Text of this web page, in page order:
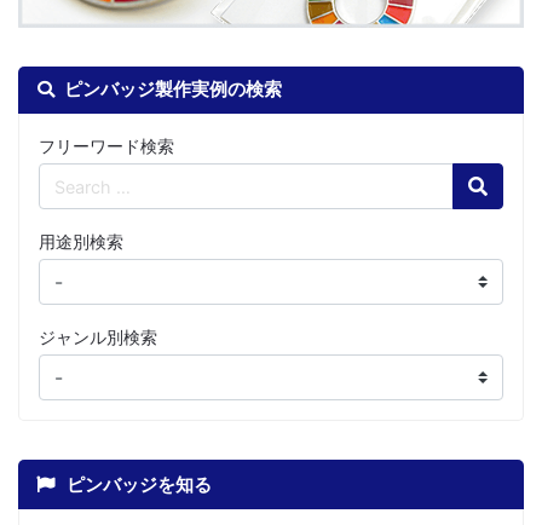
ピンバッジ製作実例の検索
フリーワード検索
Search
用途別検索
ジャンル別検索
ピンバッジを知る